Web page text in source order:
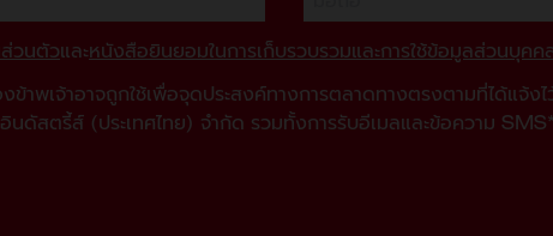
ส่วนตัวและหนังสือยินยอมในการเก็บรวบรวมและการใช้ข้อมูลส่วนบุคค
ข้าพเจ้าอาจถูกใช้เพื่อจุดประสงค์ทางการตลาดทางตรงตามที่ได้แจ้ง
นดัสตรี้ส์ (ประเทศไทย) จํากัด รวมทั้งการรับอีเมลและข้อความ